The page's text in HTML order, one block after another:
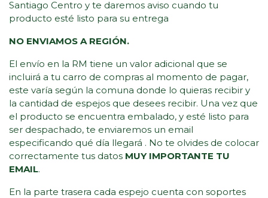
Santiago Centro y te daremos aviso cuando tu
producto esté listo para su entrega
NO ENVIAMOS A REGIÓN.
El envío en la RM tiene un valor adicional que se
incluirá a tu carro de compras al momento de pagar,
este varía según la comuna donde lo quieras recibir y
la cantidad de espejos que desees recibir. Una vez que
el producto se encuentra embalado, y esté listo para
ser despachado, te enviaremos un email
especificando qué día llegará . No te olvides de colocar
correctamente tus datos MUY IMPORTANTE TU
EMAIL.
En la parte trasera cada espejo cuenta con soportes